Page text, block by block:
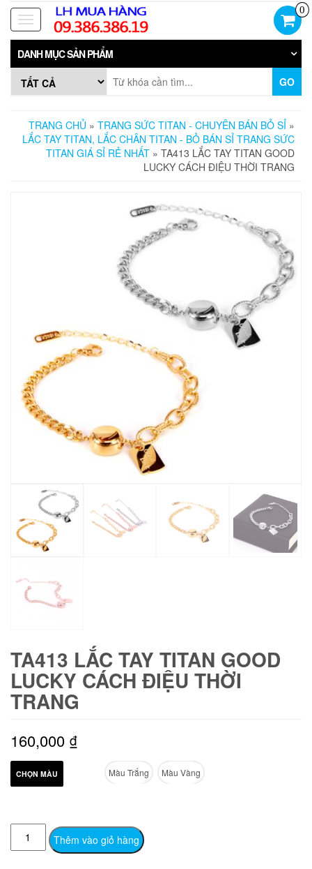
Skip
the
content
Toggle
navigation
0
DANH MỤC SẢN PHẨM
GO
TRANG CHỦ » TRANG SỨC TITAN - CHUYÊN BÁN BỎ SỈ »
LẮC TAY TITAN, LẮC CHÂN TITAN - BỎ BÁN SỈ TRANG SỨC
TITAN GIÁ SỈ RẺ NHẤT » TA413 LẮC TAY TITAN GOOD
LUCKY CÁCH ĐIỆU THỜI TRANG
TA413 LẮC TAY TITAN GOOD
LUCKY CÁCH ĐIỆU THỜI
TRANG
160,000 ₫
CHỌN MÀU Màu Trắng Màu Vàng
TA413
Lắc
Thêm vào giỏ hàng